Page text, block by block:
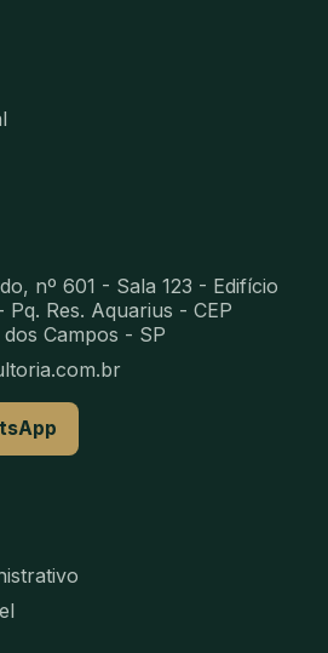
nº 601 - Sala 123 - Edifício
Res. Aquarius - CEP
Campos - SP